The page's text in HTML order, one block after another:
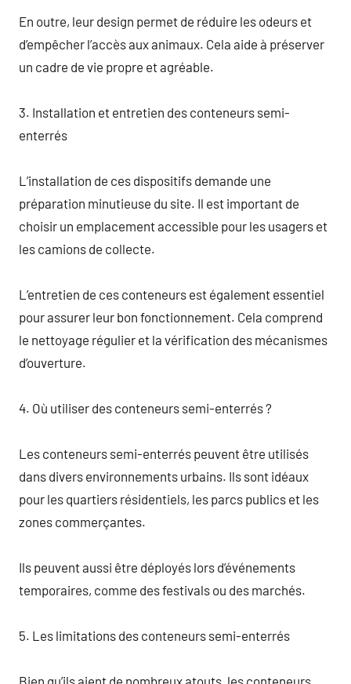
En outre, leur design permet de réduire les odeurs et
d’empêcher l’accès aux animaux. Cela aide à préserver
un cadre de vie propre et agréable.
3. Installation et entretien des conteneurs semi-
enterrés
L’installation de ces dispositifs demande une
préparation minutieuse du site. Il est important de
choisir un emplacement accessible pour les usagers et
les camions de collecte.
L’entretien de ces conteneurs est également essentiel
pour assurer leur bon fonctionnement. Cela comprend
le nettoyage régulier et la vérification des mécanismes
d’ouverture.
4. Où utiliser des conteneurs semi-enterrés ?
Les conteneurs semi-enterrés peuvent être utilisés
dans divers environnements urbains. Ils sont idéaux
pour les quartiers résidentiels, les parcs publics et les
zones commerçantes.
Ils peuvent aussi être déployés lors d’événements
temporaires, comme des festivals ou des marchés.
5. Les limitations des conteneurs semi-enterrés
Bien qu’ils aient de nombreux atouts, les conteneurs